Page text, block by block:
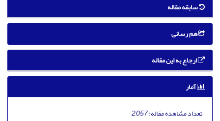
سابقه مقاله
هم رسانی
ارجاع به این مقاله
آمار
تعداد مشاهده مقاله:2,057